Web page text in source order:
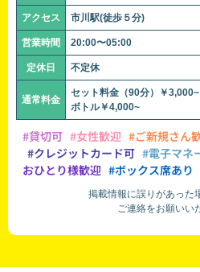
アクセス 市川駅(徒歩５分)
営業時間 20:00〜05:00
定休日 不定休
通常料金
セット料金（90分）￥3,000~
ボトル￥4,000~
#貸切可 #女性歓迎 #ご新規さん
#クレジットカード可 #電子マネ
おひとり様歓迎 #ボックス席あり
掲載情報に誤りがあった
ご連絡をお願いい